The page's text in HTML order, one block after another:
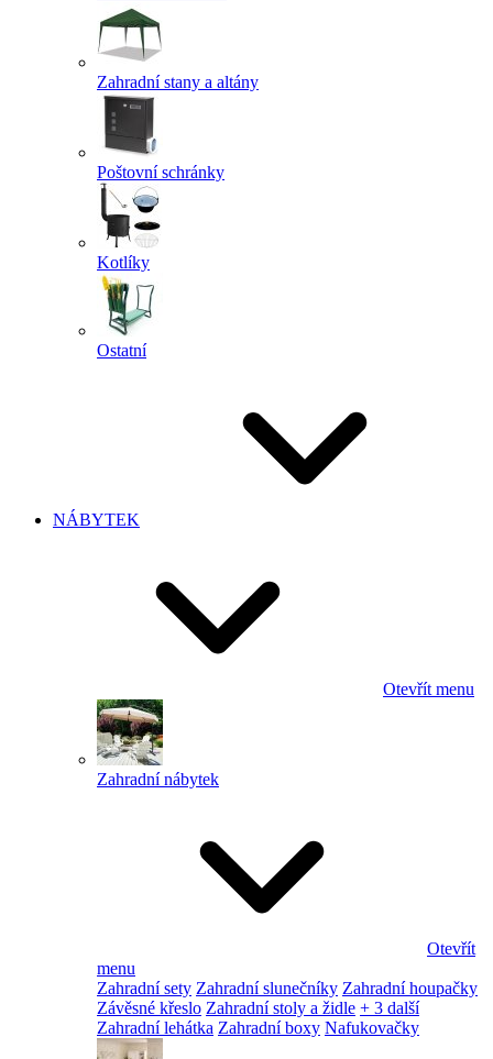
Zahradní stany a altány
Poštovní schránky
Kotlíky
Ostatní
NÁBYTEK
Otevřít menu
Zahradní nábytek
Otevřít
menu
Zahradní sety Zahradní slunečníky Zahradní houpačky
Závěsné křeslo Zahradní stoly a židle + 3 další
Zahradní lehátka Zahradní boxy Nafukovačky